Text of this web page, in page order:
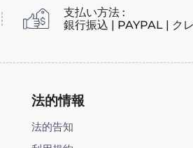
支払い方法 :
銀行振込 | PAYPAL | ク
法的情報
法的告知